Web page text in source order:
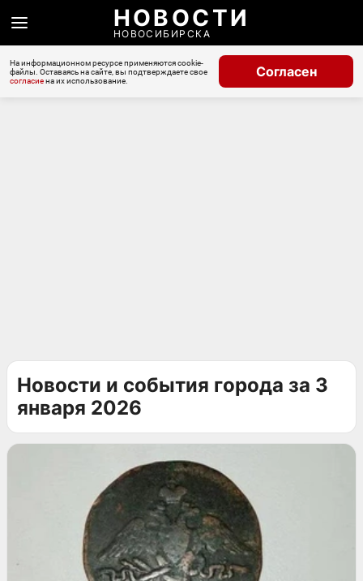
НОВОСТИ
НОВОСИБИРСКА
На информационном ресурсе применяются cookie-
файлы. Оставаясь на сайте, вы подтверждаете свое
согласиена их использование.
Согласен
Новости и события города за 3
января 2026